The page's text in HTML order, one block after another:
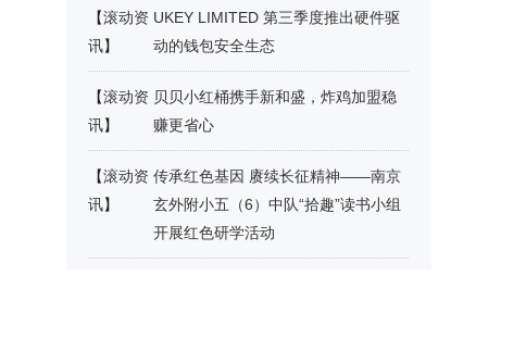
【滚动资
讯】
UKEY LIMITED 第三季度推出硬件驱
动的钱包安全生态
【滚动资
讯】
贝贝小红桶携手新和盛，炸鸡加盟稳
赚更省心
【滚动资
讯】
传承红色基因 赓续长征精神——南京
玄外附小五（6）中队“拾趣”读书小组
开展红色研学活动